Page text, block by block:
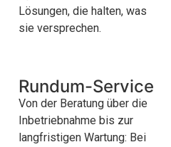
Lösungen, die halten, was
sie versprechen.
Rundum-Service
Von der Beratung über die
Inbetriebnahme bis zur
langfristigen Wartung: Bei